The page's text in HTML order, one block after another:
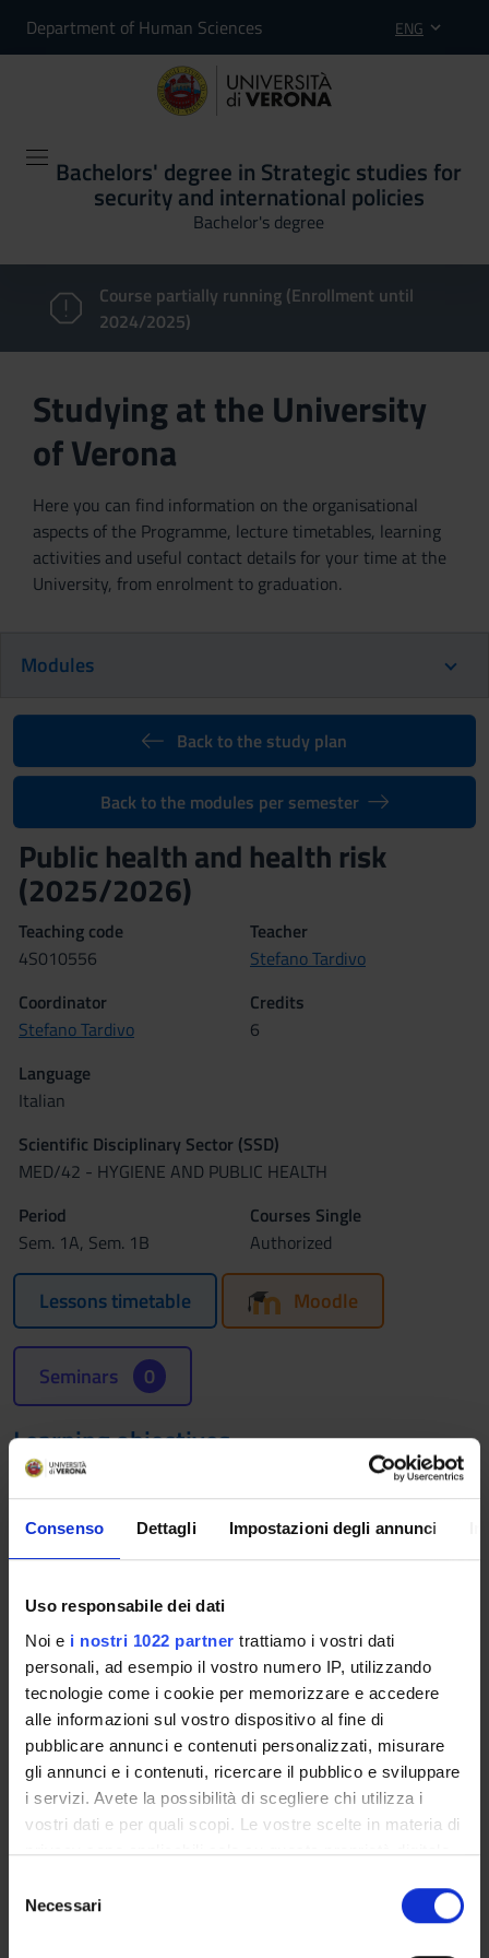
Consenso Dettagli Impostazioni degli annunci
Uso responsabile dei dati
Noi e i nostri 1022 partner trattiamo i vostri dati
personali, ad esempio il vostro numero IP, utilizzando
tecnologie come i cookie per memorizzare e accedere
alle informazioni sul vostro dispositivo al fine di
pubblicare annunci e contenuti personalizzati, misurare
gli annunci e i contenuti, ricercare il pubblico e sviluppare
i servizi. Avete la possibilità di scegliere chi utilizza i
vostri dati e per quali scopi. Le vostre scelte in materia di
privacy sono applicabili solo su questa proprietà digitale
modificare o revocare il proprio consenso in qualsiasi
momento dalla Dichiarazione sui cookie o facendo clic
Necessari
Department of Human Sciences ENG
Bachelors' degree in Strategic studies for
security and international policies
Bachelor's degree
Course partially running (Enrollment until
2024/2025)
Studying at the University
of Verona
Here you can find information on the organisational
aspects of the Programme, lecture timetables, learning
activities and useful contact details for your time at the
University, from enrolment to graduation.
Modules
Back to the study plan
Back to the modules per semester
Public health and health risk
(2025/2026)
Teaching code
4S010556
Teacher
Stefano Tardivo
Coordinator
Stefano Tardivo
Credits
6
Language
Italian
Scientific Disciplinary Sector (SSD)
MED/42 - HYGIENE AND PUBLIC HEALTH
Period
Sem. 1A, Sem. 1B
Courses Single
Authorized
Lessons timetable Moodle
Seminars 0
Learning objectives
Students must acquire:
- tools and techniques for analyzing and assessing health risk
in the general population and in frail population groups
(epidemiological methodology);
health management and in emergencies;
- tools for preventing the most important endemic or
imported communicable diseases.
Prerequisites and basic notions
None
Program
Transitions in healthcare systems
Balance between costs and resources in healthcare systems
From healthcare systems to management